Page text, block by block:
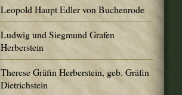
Leopold Haupt Edler von Buchenrode
Ludwig und Siegmund Grafen
Herberstein
Therese Gräfin Herberstein, geb. Gräfin
Dietrichstein